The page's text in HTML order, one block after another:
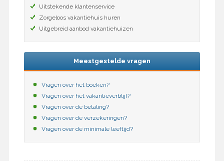
Uitstekende klantenservice
Zorgeloos vakantiehuis huren
Uitgebreid aanbod vakantiehuizen
Meestgestelde vragen
Vragen over het boeken?
Vragen over het vakantieverblijf?
Vragen over de betaling?
Vragen over de verzekeringen?
Vragen over de minimale leeftijd?